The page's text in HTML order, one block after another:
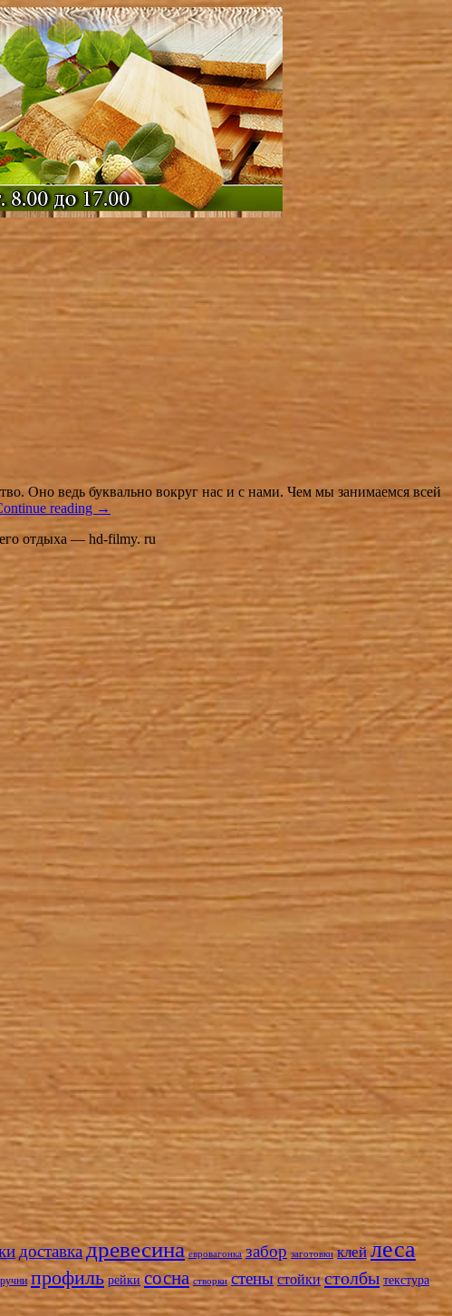
Оно ведь буквально вокруг нас и с нами. Чем мы занимаемся всей
reading →
отдыха — hd-filmy. ru
доставкадревесина евровагонка забор заготовки клей леса
профиль рейки сосна створки стены стойки столбы текстура